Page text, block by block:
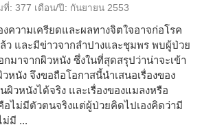
ที่: 377 เดือน/ปี: กันยายน 2553
งความเครียดและผลทางจิตใจอาจก่อโรค
ว และมีข่าวจากลำปางและชุมพร พบผู้ป่วย
มาจากผิวหนัง ซึ่งในที่สุดสรุปว่าน่าจะเข้า
หนัง จึงขอถือโอกาสนี้นำเสนอเรื่องของ
วหนังได้จริง และเรื่องของแมลงหรือ
ไม่มีตัวตนจริงแต่ผู้ป่วยคิดไปเองคิดว่ามี
ม่มี ...